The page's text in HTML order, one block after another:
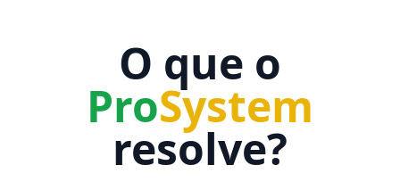
O que o
ProSystem
resolve?